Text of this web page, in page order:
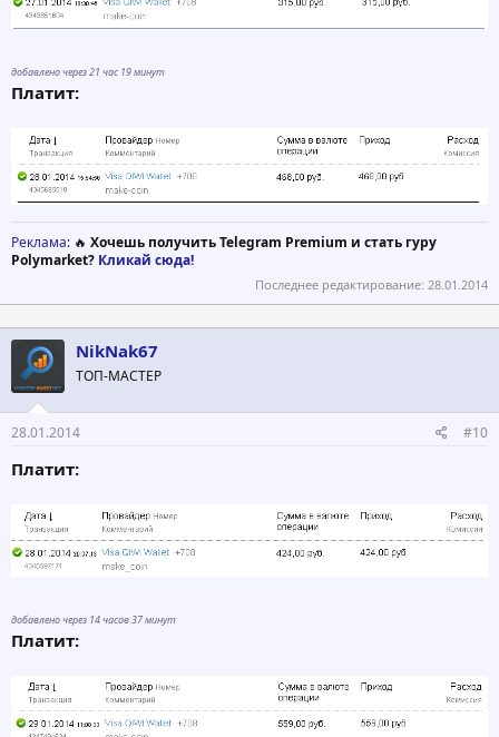
добавлено через 21 час 19 минут
Платит:
Реклама: 🔥 Хочешь получить Telegram Premium и стать гуру
Polymarket? Кликай сюда!
Последнее редактирование: 28.01.2014
NikNak67
ТОП-МАСТЕР
28.01.2014 #10
Платит:
добавлено через 14 часов 37 минут
Платит: